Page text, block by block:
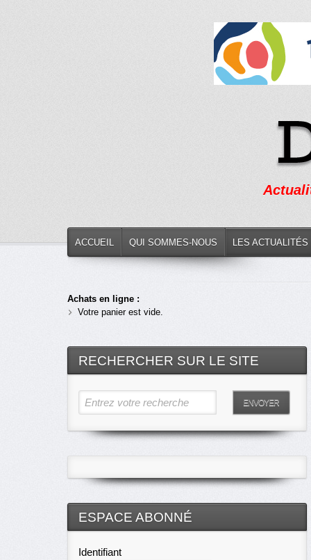
ACCUEIL QUI SOMMES-NOUS LES ACTUALITÉS
Achats en ligne :
Votre panier est vide.
RECHERCHER SUR LE SITE
Entrez votre recherche ENVOYER
ESPACE ABONNÉ
Identifiant